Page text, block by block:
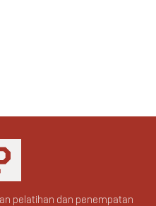
pelatihan dan penempatan